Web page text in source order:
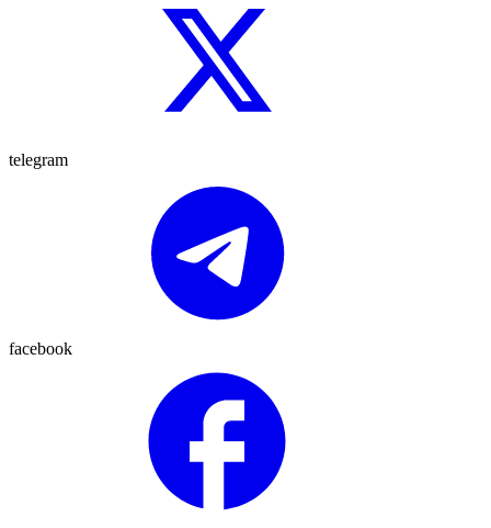
telegram
facebook